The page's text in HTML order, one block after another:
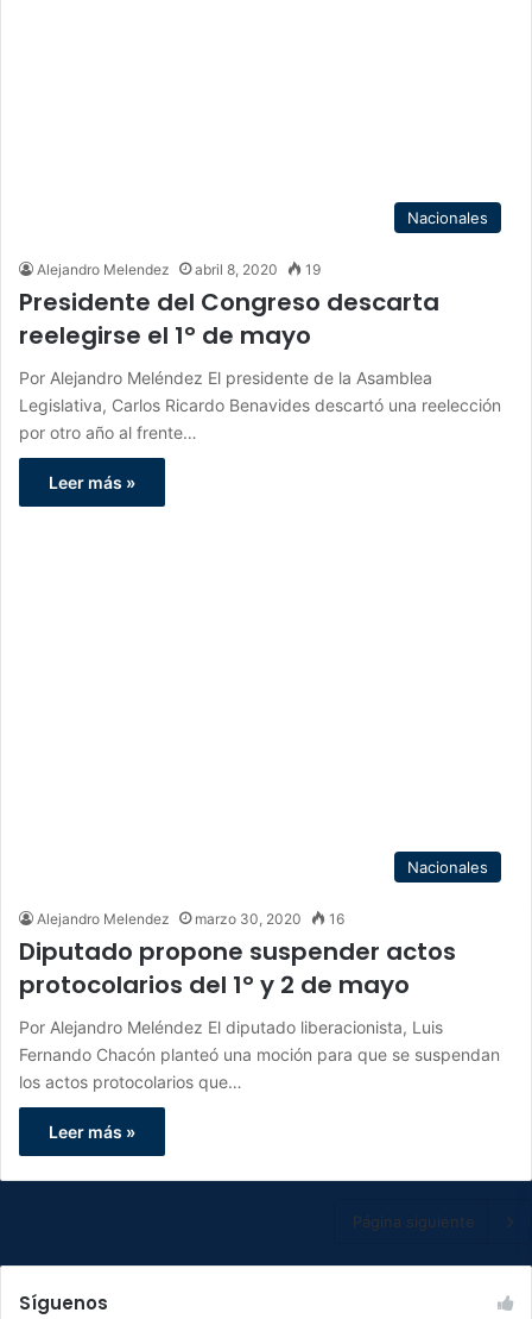
Nacionales
Alejandro Melendez abril 8, 2020 19
Presidente del Congreso descarta
reelegirse el 1° de mayo
Por Alejandro Meléndez El presidente de la Asamblea
Legislativa, Carlos Ricardo Benavides descartó una reelección
por otro año al frente…
Leer más »
Nacionales
Alejandro Melendez marzo 30, 2020 16
Diputado propone suspender actos
protocolarios del 1° y 2 de mayo
Por Alejandro Meléndez El diputado liberacionista, Luis
Fernando Chacón planteó una moción para que se suspendan
los actos protocolarios que…
Leer más »
Página siguiente
Síguenos